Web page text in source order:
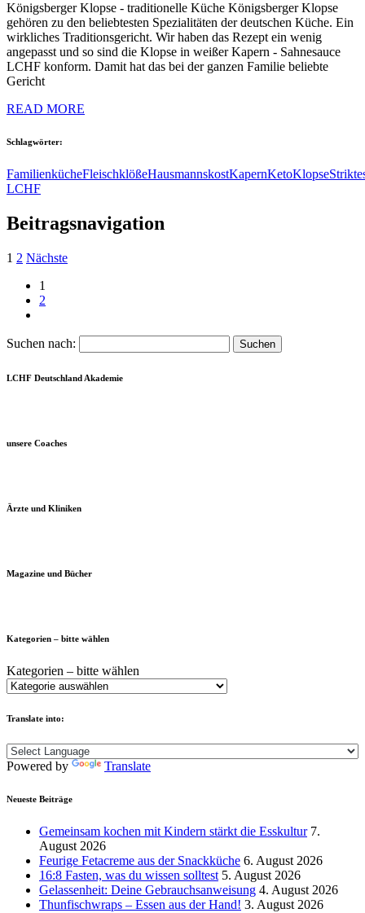
Königsberger Klopse - traditionelle Küche Königsberger Klopse
gehören zu den beliebtesten Spezialitäten der deutschen Küche. Ein
wirkliches Traditionsgericht. Wir haben das Rezept ein wenig
angepasst und so sind die Klopse in weißer Kapern - Sahnesauce
LCHF konform. Damit hat das bei der ganzen Familie beliebte
Gericht
READ MORE
Schlagwörter:
FamilienkücheFleischklößeHausmannskostKapernKetoKlopse
LCHF
Beitragsnavigation
1 2 Nächste
1
2
Suchen nach:
LCHF Deutschland Akademie
unsere Coaches
Ärzte und Kliniken
Magazine und Bücher
Kategorien – bitte wählen
Kategorien – bitte wählen
Translate into:
Powered by Translate
Neueste Beiträge
Gemeinsam kochen mit Kindern stärkt die Esskultur 7.
August 2026
Feurige Fetacreme aus der Snackküche 6. August 2026
16:8 Fasten, was du wissen solltest 5. August 2026
Gelassenheit: Deine Gebrauchsanweisung 4. August 2026
Thunfischwraps – Essen aus der Hand! 3. August 2026